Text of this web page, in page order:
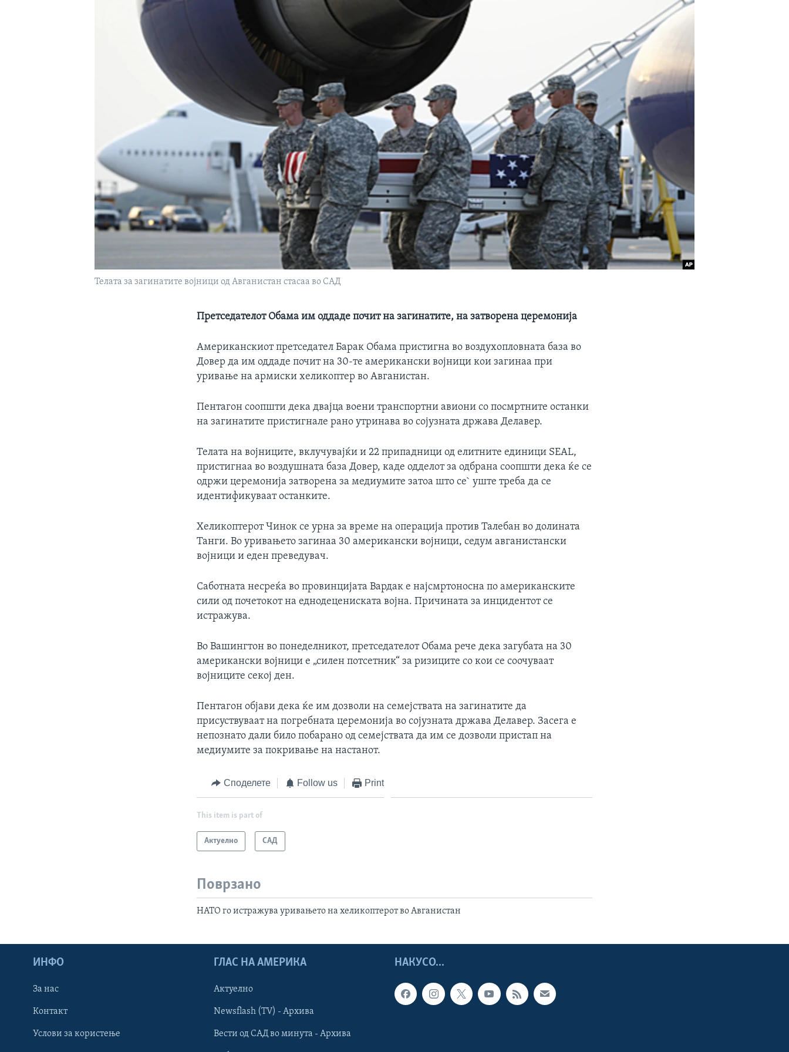
Learning English
Телата за загинатите војници од Авганистан стасаа во САД
Претседателот Обама им оддаде почит на загинатите, на затворена церемонија
Американскиот претседател Барак Обама пристигна во воздухопловната база во
Довер да им оддаде почит на 30-те американски војници кои загинаа при
уривање на армиски хеликоптер во Авганистан.
Пентагон соопшти дека двајца воени транспортни авиони со посмртните останки
на загинатите пристигнале рано утринава во сојузната држава Делавер.
Телата на војниците, вклучувајќи и 22 припадници од елитните единици SEAL,
пристигнаа во воздушната база Довер, каде одделот за одбрана соопшти дека ќе се
одржи церемонија затворена за медиумите затоа што се` уште треба да се
идентификуваат останките.
Хеликоптерот Чинок се урна за време на операција против Талебан во долината
Танги. Во уривањето загинаа 30 американски војници, седум авганистански
војници и еден преведувач.
Саботнaта несреќа во провинцијата Вардак е најсмртоносна по американските
сили од почетокот на еднодецениската војна. Причината за инцидентот се
истражува.
Во Вашингтон во понеделникот, претседателот Обама рече дека загубата на 30
американски војници е „силен потсетник“ за ризиците со кои се соочуваат
војниците секој ден.
Пентагон објави дека ќе им дозволи на семејствата на загинатите да
присуствуваат на погребната церемонија во сојузната држава Делавер. Засега е
непознато дали било побарано од семејствата да им се дозволи пристап на
медиумите за покривање на настанот.
Споделете Follow us Print
This item is part of
Актуелно САД
Поврзано
НАТО го истражува уривањето на хеликоптерот во Авганистан
НАКУСО...
ИНФО
За нас
Контакт
Услови за користење
ГЛАС НА АМЕРИКА
Актуелно
Newsflash (TV) - Архива
Вести од САД во минута - Архива